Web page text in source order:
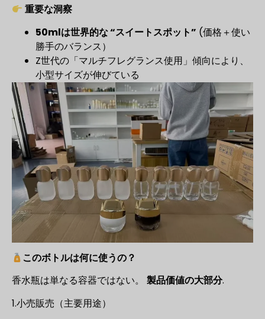
重要な洞察
50mlは世界的な “スイートスポット” (価格＋使い
勝手のバランス）
Z世代の「マルチフレグランス使用」傾向により、
小型サイズが伸びている
このボトルは何に使うの？
香水瓶は単なる容器ではない。 製品価値の大部分.
1.小売販売（主要用途）